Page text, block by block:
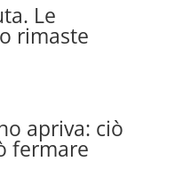
Le
rimaste
apriva: ciò
fermare